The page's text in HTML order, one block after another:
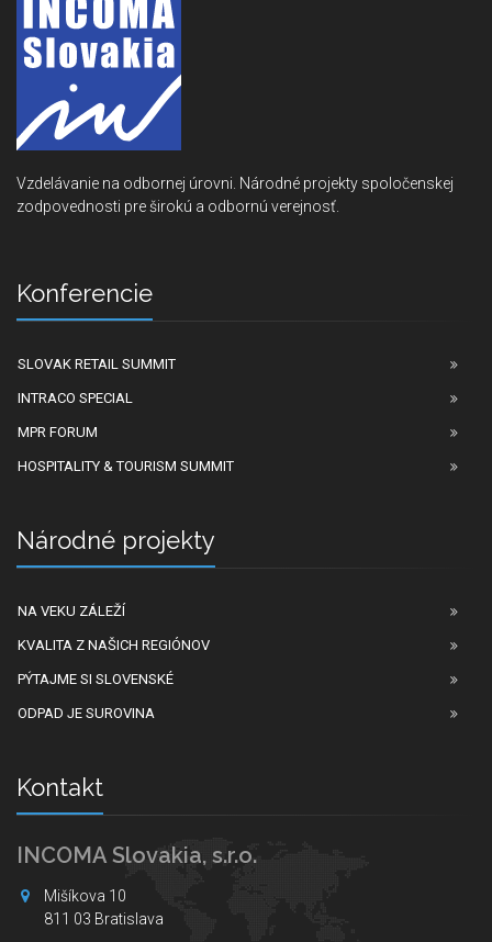
Vzdelávanie na odbornej úrovni. Národné projekty spoločenskej
zodpovednosti pre širokú a odbornú verejnosť.
Konferencie
SLOVAK RETAIL SUMMIT
INTRACO SPECIAL
MPR FORUM
HOSPITALITY & TOURISM SUMMIT
Národné projekty
NA VEKU ZÁLEŽÍ
KVALITA Z NAŠICH REGIÓNOV
PÝTAJME SI SLOVENSKÉ
ODPAD JE SUROVINA
Kontakt
INCOMA Slovakia, s.r.o.
Mišíkova 10
811 03 Bratislava